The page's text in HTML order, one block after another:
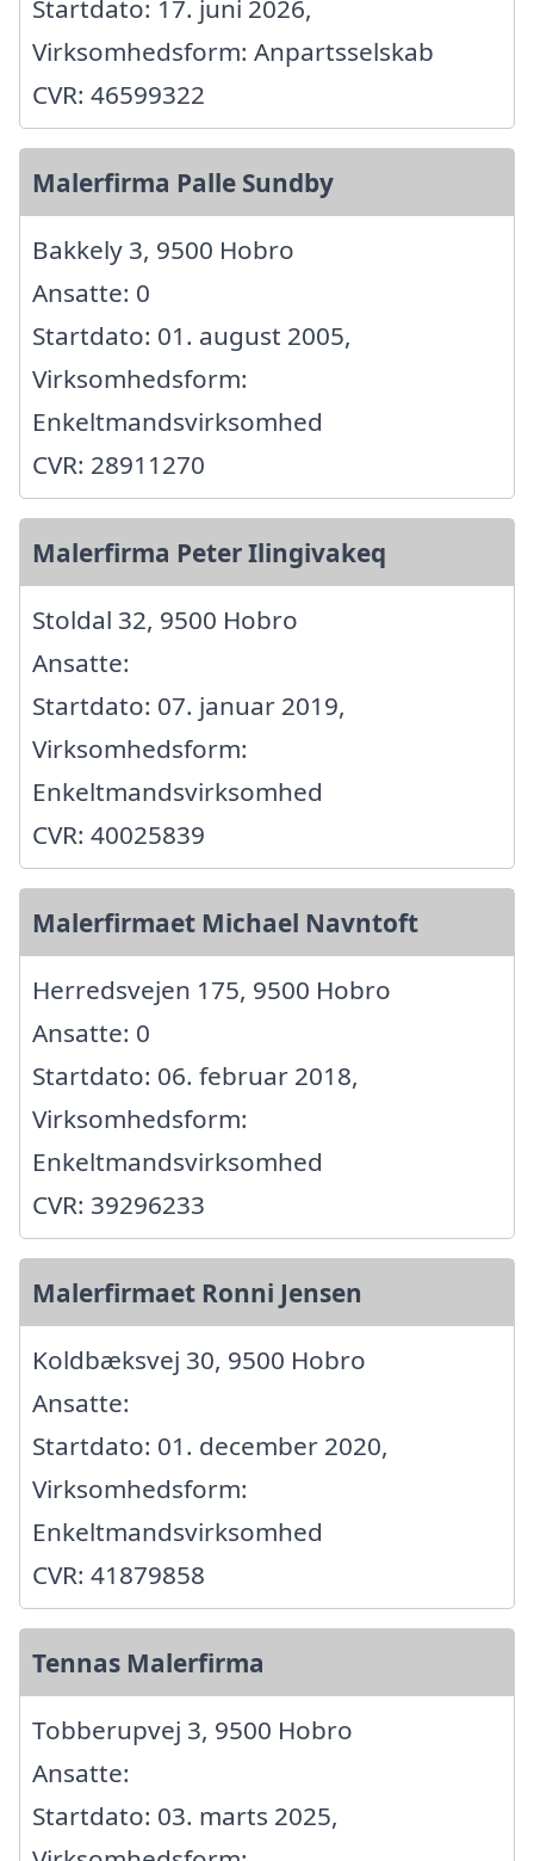
Startdato: 17. juni 2026,
Virksomhedsform: Anpartsselskab
CVR: 46599322
Malerfirma Palle Sundby
Bakkely 3, 9500 Hobro
Ansatte: 0
Startdato: 01. august 2005,
Virksomhedsform:
Enkeltmandsvirksomhed
CVR: 28911270
Malerfirma Peter Ilingivakeq
Stoldal 32, 9500 Hobro
Ansatte:
Startdato: 07. januar 2019,
Virksomhedsform:
Enkeltmandsvirksomhed
CVR: 40025839
Malerfirmaet Michael Navntoft
Herredsvejen 175, 9500 Hobro
Ansatte: 0
Startdato: 06. februar 2018,
Virksomhedsform:
Enkeltmandsvirksomhed
CVR: 39296233
Malerfirmaet Ronni Jensen
Koldbæksvej 30, 9500 Hobro
Ansatte:
Startdato: 01. december 2020,
Virksomhedsform:
Enkeltmandsvirksomhed
CVR: 41879858
Tennas Malerfirma
Tobberupvej 3, 9500 Hobro
Ansatte:
Startdato: 03. marts 2025,